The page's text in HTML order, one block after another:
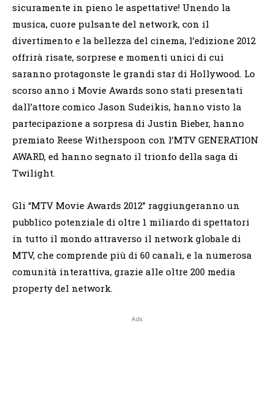
sicuramente in pieno le aspettative! Unendo la
musica, cuore pulsante del network, con il
divertimento e la bellezza del cinema, l’edizione 2012
offrirà risate, sorprese e momenti unici di cui
saranno protagonste le grandi star di Hollywood. Lo
scorso anno i Movie Awards sono stati presentati
dall’attore comico Jason Sudeikis, hanno visto la
partecipazione a sorpresa di Justin Bieber, hanno
premiato Reese Witherspoon con l’MTV GENERATION
AWARD, ed hanno segnato il trionfo della saga di
Twilight.
Gli “MTV Movie Awards 2012” raggiungeranno un
pubblico potenziale di oltre 1 miliardo di spettatori
in tutto il mondo attraverso il network globale di
MTV, che comprende più di 60 canali, e la numerosa
comunità interattiva, grazie alle oltre 200 media
property del network.
Ads